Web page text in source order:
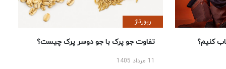
کنیم؟
رپورتاژ
تفاوت جو پرک با جو دوسر پرک چیست؟